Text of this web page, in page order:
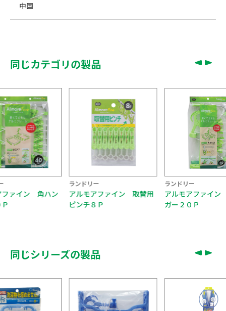
中国
同じカテゴリの製品
ファイン 角ハン
ランドリー
アルモアファイン 取替用
ピンチ８Ｐ
ランドリー
アルモアファイ
ガー２０Ｐ
同じシリーズの製品